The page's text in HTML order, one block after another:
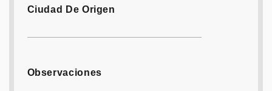
Ciudad De Origen
Observaciones